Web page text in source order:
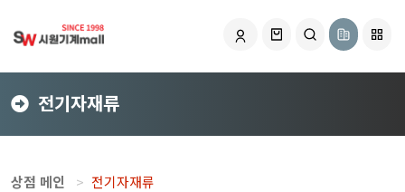
전기자재류
상점 메인 전기자재류